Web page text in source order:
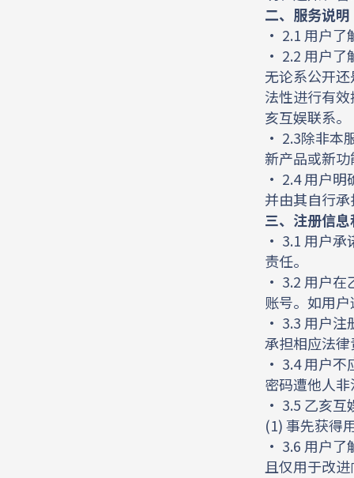
二、服务说明
• 2.1 用户了
• 2.2 用户
无论系公开
法性进行有
亥互娱联系。
• 2.3除非本
新产品或新
• 2.4 用户明
并由其自行
三、注册信
• 3.1 用户承
责任。
• 3.2 用户在
账号。如用
• 3.3 用户注
承担相应法
• 3.4 用户不
密码遭他人
• 3.5 乙亥互
(1) 事先获得
• 3.6 用户了
且仅用于改